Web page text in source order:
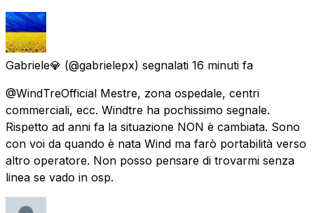
Gabriele💎 (@gabrielepx) segnalati 16 minuti fa
@WindTreOfficial Mestre, zona ospedale, centri
commerciali, ecc. Windtre ha pochissimo segnale.
Rispetto ad anni fa la situazione NON è cambiata. Sono
con voi da quando è nata Wind ma farò portabilità verso
altro operatore. Non posso pensare di trovarmi senza
linea se vado in osp.